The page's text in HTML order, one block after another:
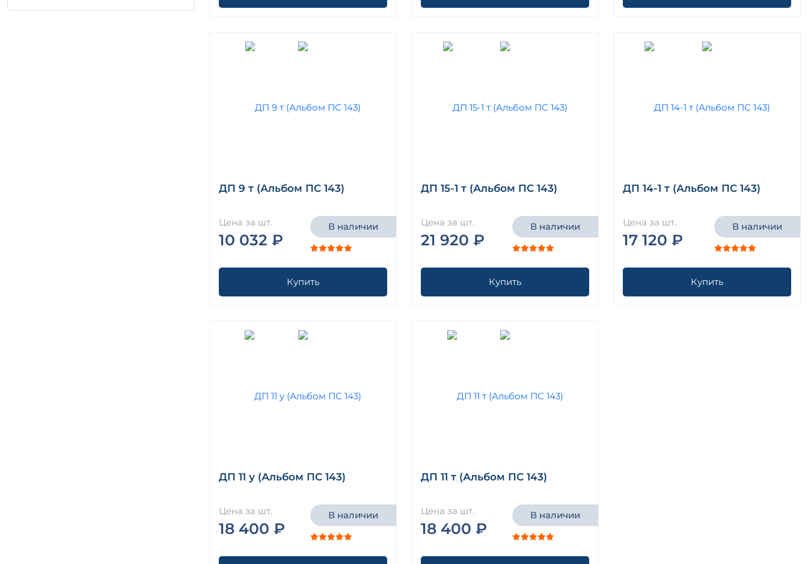
ДП 9 т (Альбом ПС 143)
Цена за шт.
10 032 ₽
В наличии
Купить
ДП 15-1 т (Альбом ПС 143)
Цена за шт.
21 920 ₽
В наличии
Купить
ДП 14-1 т (Альбом ПС 143)
Цена за шт.
17 120 ₽
В наличии
Купить
ДП 11 у (Альбом ПС 143)
Цена за шт.
18 400 ₽
В наличии
ДП 11 т (Альбом ПС 143)
Цена за шт.
18 400 ₽
В наличии